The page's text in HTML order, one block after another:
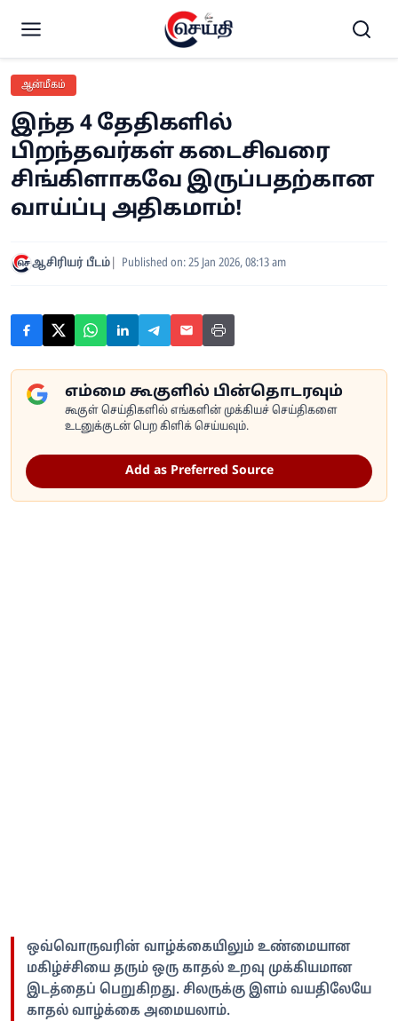
ஆன்மீகம்
இந்த 4 தேதிகளில்
பிறந்தவர்கள் கடைசிவரை
சிங்கிளாகவே இருப்பதற்கான
வாய்ப்பு அதிகமாம்!
ஆசிரியர் பீடம் Published on: 25 Jan 2026, 08:13 am
எம்மை கூகுளில் பின்தொடரவும்
கூகுள் செய்திகளில் எங்களின் முக்கியச் செய்திகளை
உடனுக்குடன் பெற கிளிக் செய்யவும்.
Add as Preferred Source
ஒவ்வொருவரின் வாழ்க்கையிலும் உண்மையான
மகிழ்ச்சியை தரும் ஒரு காதல் உறவு முக்கியமான
இடத்தைப் பெறுகிறது. சிலருக்கு இளம் வயதிலேயே
காதல் வாழ்க்கை அமையலாம்.